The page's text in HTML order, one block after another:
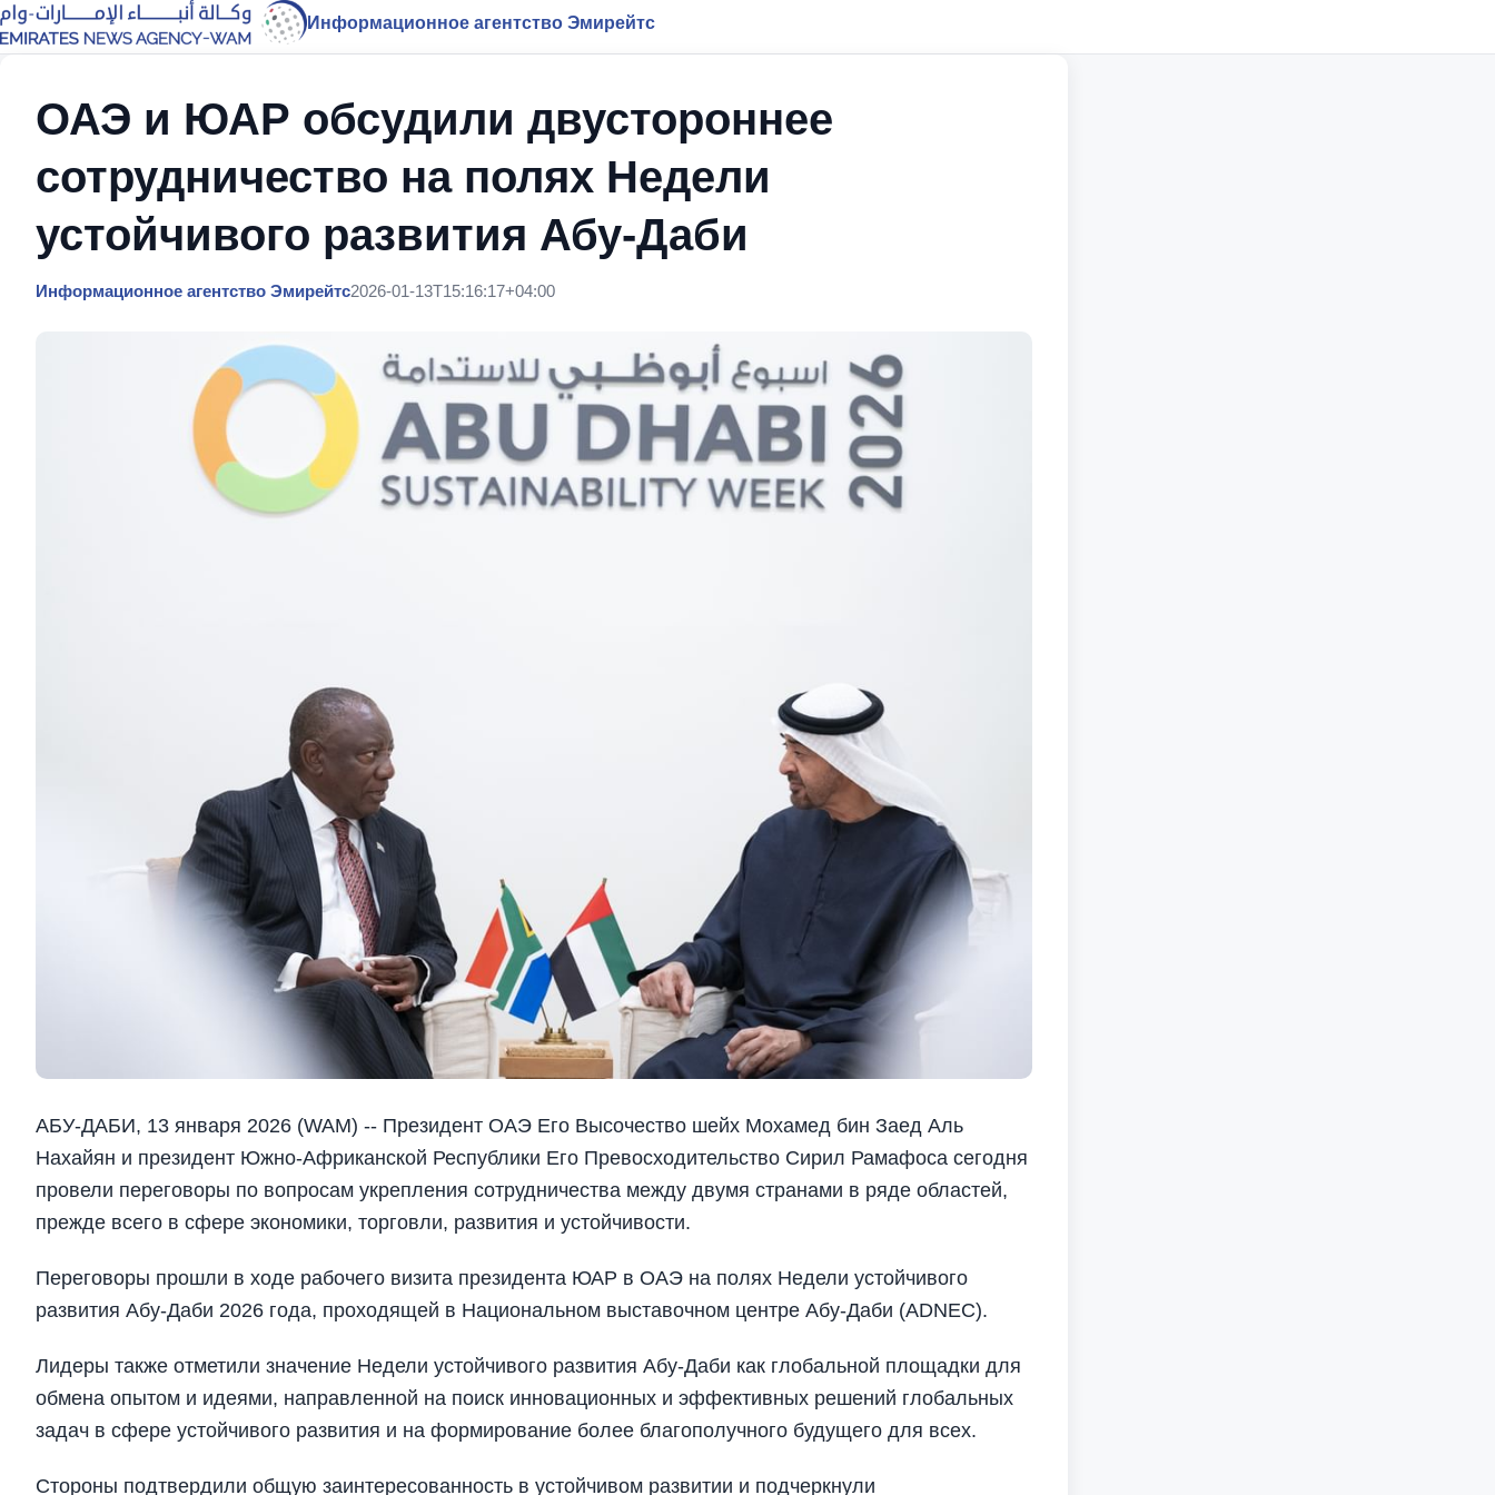
Информационное агентство Эмирейтс
ОАЭ и ЮАР обсудили двустороннее
сотрудничество на полях Недели
устойчивого развития Абу-Даби
Информационное агентство Эмирейтс2026-01-13T15:16:17+04:00
АБУ-ДАБИ, 13 января 2026 (WAM) -- Президент ОАЭ Его Высочество шейх Мохамед бин Заед Аль
Нахайян и президент Южно-Африканской Республики Его Превосходительство Сирил Рамафоса сегодня
провели переговоры по вопросам укрепления сотрудничества между двумя странами в ряде областей,
прежде всего в сфере экономики, торговли, развития и устойчивости.
Переговоры прошли в ходе рабочего визита президента ЮАР в ОАЭ на полях Недели устойчивого
развития Абу-Даби 2026 года, проходящей в Национальном выставочном центре Абу-Даби (ADNEC).
Лидеры также отметили значение Недели устойчивого развития Абу-Даби как глобальной площадки для
обмена опытом и идеями, направленной на поиск инновационных и эффективных решений глобальных
задач в сфере устойчивого развития и на формирование более благополучного будущего для всех.
Стороны подтвердили общую заинтересованность в устойчивом развитии и подчеркнули